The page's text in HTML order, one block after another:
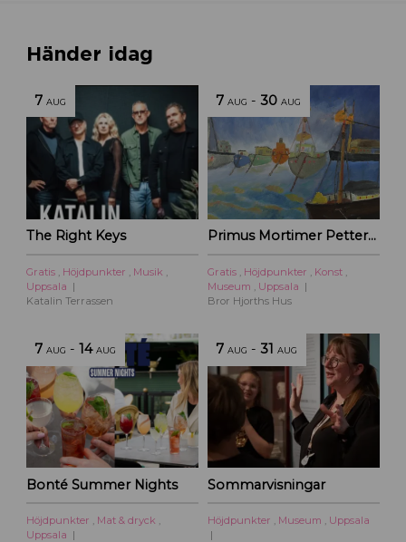
Händer idag
7 AUG
The Right Keys
Gratis Höjdpunkter Musik
Uppsala
Katalin Terrassen
7 AUG -30 AUG
Primus Mortimer Pettersson
Gratis Höjdpunkter Konst
Museum
Uppsala
Bror Hjorths Hus
7 AUG -14 AUG
Bonté Summer Nights
Höjdpunkter , Mat & dryck ,
Uppsala
7 AUG -31 AUG
Sommarvisningar
Höjdpunkter , Museum , Uppsala